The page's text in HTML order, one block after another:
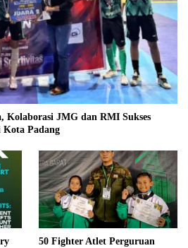
Kolaborasi JMG dan RMI Sukses
Padang
50 Fighter Atlet Perguruan